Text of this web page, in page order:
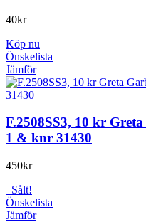
40kr
Köp nu
Önskelista
Jämför
F.2508SS3, 10 kr
1 & knr 31430
450kr
Sålt!
Önskelista
Jämför